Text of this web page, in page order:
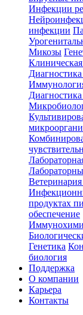
Инфекции
инфекции
Микозы
Диагностика
продуктах
обеспечение
Генетика
биология
Поддержка
О компании
Карьера
Контакты